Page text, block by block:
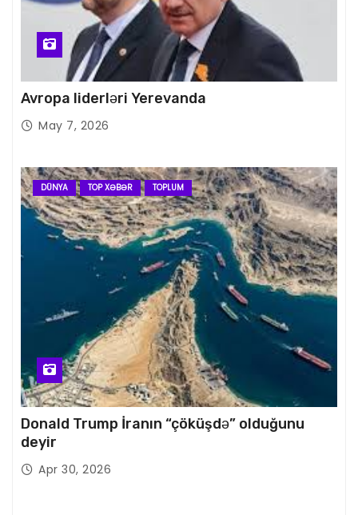
Avropa liderləri Yerevanda
May 7, 2026
DÜNYA TOP XƏBƏR TOPLUM
Donald Trump İranın “çöküşdə” olduğunu
deyir
Apr 30, 2026